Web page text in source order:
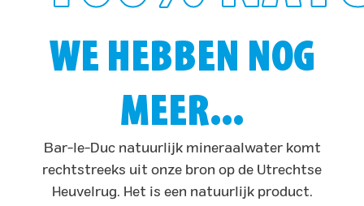
WE HEBBEN NOG
MEER...
Bar-le-Duc natuurlijk mineraalwater komt
rechtstreeks uit onze bron op de Utrechtse
Heuvelrug. Het is een natuurlijk product.